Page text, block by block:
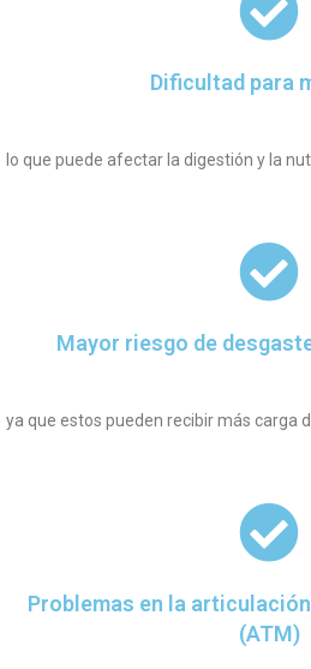
Dificultad para
lo que puede afectar la digestión y la
Mayor riesgo de
ya que estos pueden recibir más carga
Problemas en la
(ATM)